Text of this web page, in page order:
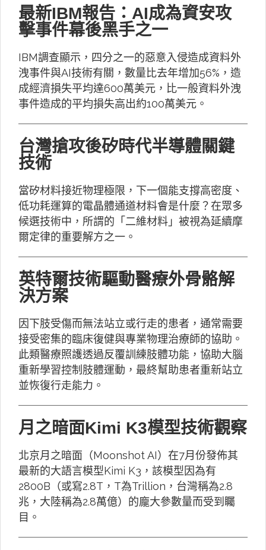
最新IBM報告：AI成為資安攻
擊事件幕後黑手之一
IBM調查顯示，四分之一的惡意入侵造成資料外
洩事件與AI技術有關，數量比去年增加56%，造
成經濟損失平均達600萬美元，比一般資料外洩
事件造成的平均損失高出約100萬美元。
台灣搶攻後矽時代半導體關鍵
技術
當矽材料接近物理極限，下一個能支撐高密度、
低功耗運算的電晶體通道材料會是什麼？在眾多
候選技術中，所謂的「二維材料」被視為延續摩
爾定律的重要解方之一。
英特爾技術驅動醫療外骨骼解
決方案
因下肢受傷而無法站立或行走的患者，通常需要
接受密集的臨床復健與專業物理治療師的協助。
此類醫療照護透過反覆訓練肢體功能，協助大腦
重新學習控制肢體運動，最終幫助患者重新站立
並恢復行走能力。
月之暗面Kimi K3模型技術觀察
北京月之暗面（Moonshot AI）在7月份發佈其
最新的大語言模型Kimi K3，該模型因為有
2800B（或寫2.8T，T為Trillion，台灣稱為2.8
兆，大陸稱為2.8萬億）的龐大參數量而受到矚
目。